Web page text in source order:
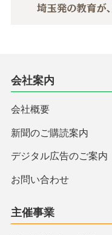
会社案内
会社概要
新聞のご購読案内
デジタル広告のご案内
お問い合わせ
主催事業